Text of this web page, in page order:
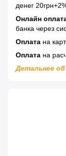
денег
Онлайн
банка через
Оплата на
Оплата на
Детальнее